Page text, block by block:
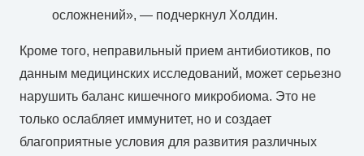
осложнений», — подчеркнул Холдин.
Кроме того, неправильный прием антибиотиков, по
данным медицинских исследований, может серьезно
нарушить баланс кишечного микробиома. Это не
только ослабляет иммунитет, но и создает
благоприятные условия для развития различных